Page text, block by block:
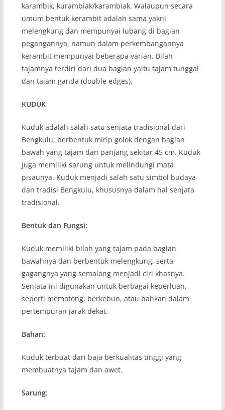
karambik, kurambiak/karambiak. Walaupun secara
umum bentuk kerambit adalah sama yakni
melengkung dan mempunyai lubang di bagian
pegangannya, namun dalam perkembangannya
kerambit mempunyai beberapa varian. Bilah
tajamnya terdiri dari dua bagian yaitu tajam tunggal
dan tajam ganda (double edges).
KUDUK
Kuduk adalah salah satu senjata tradisional dari
Bengkulu, berbentuk mirip golok dengan bagian
bawah yang tajam dan panjang sekitar 45 cm. Kuduk
juga memiliki sarung untuk melindungi mata
pisaunya. Kuduk menjadi salah satu simbol budaya
dan tradisi Bengkulu, khususnya dalam hal senjata
tradisional.
Bentuk dan Fungsi:
Kuduk memiliki bilah yang tajam pada bagian
bawahnya dan berbentuk melengkung, serta
gagangnya yang semalang menjadi ciri khasnya.
Senjata ini digunakan untuk berbagai keperluan,
seperti memotong, berkebun, atau bahkan dalam
pertempuran jarak dekat.
Bahan:
Kuduk terbuat dari baja berkualitas tinggi yang
membuatnya tajam dan awet.
Sarung: